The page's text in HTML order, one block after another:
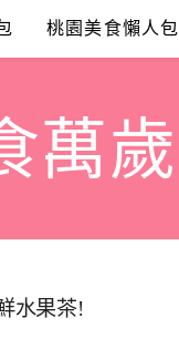
桃園美食懶人包
萬歲
水果茶!